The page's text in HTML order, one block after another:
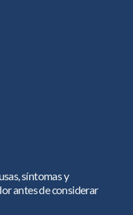
síntomas y
antes de considerar